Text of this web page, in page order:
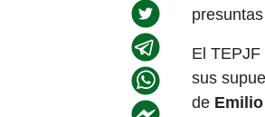
El
sus
de